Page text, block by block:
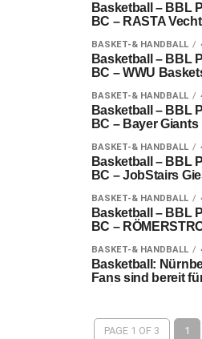
Basketball – BBL
BC – RASTA
BASKET-& HANDBALL
Basketball – BBL
BC – WWU
BASKET-& HANDBALL
Basketball – BBL
BC – Bayer
BASKET-& HANDBALL
Basketball – BBL
BC – JobStairs
BASKET-& HANDBALL
Basketball – BBL
BC –
BASKET-& HANDBALL
Basketball:
Fans sind bereit
PAGE 1 OF 3 1